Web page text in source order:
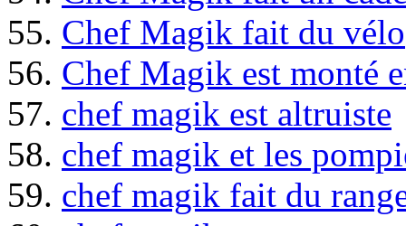
55. Chef Magik fait du vélo
56. Chef Magik est monté
57. chef magik est altruiste
58. chef magik et les
59. chef magik fait du